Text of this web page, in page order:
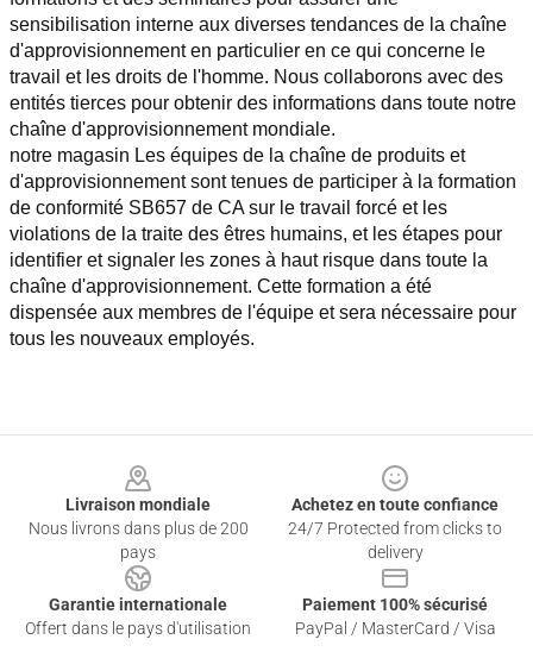
sensibilisation interne aux diverses tendances de la chaîne
d'approvisionnement en particulier en ce qui concerne le
travail et les droits de l'homme. Nous collaborons avec des
entités tierces pour obtenir des informations dans toute notre
chaîne d'approvisionnement mondiale.
notre magasin Les équipes de la chaîne de produits et
d'approvisionnement sont tenues de participer à la formation
de conformité SB657 de CA sur le travail forcé et les
violations de la traite des êtres humains, et les étapes pour
identifier et signaler les zones à haut risque dans toute la
chaîne d'approvisionnement. Cette formation a été
dispensée aux membres de l'équipe et sera nécessaire pour
tous les nouveaux employés.
Livraison mondiale
Nous livrons dans plus de 200
pays
Achetez en toute confiance
24/7 Protected from clicks to
delivery
Garantie internationale
Offert dans le pays d'utilisation
Paiement 100% sécurisé
PayPal / MasterCard / Visa